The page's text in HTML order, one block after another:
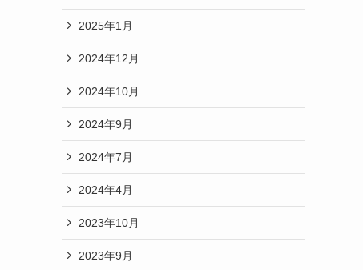
2025年1月
2024年12月
2024年10月
2024年9月
2024年7月
2024年4月
2023年10月
2023年9月